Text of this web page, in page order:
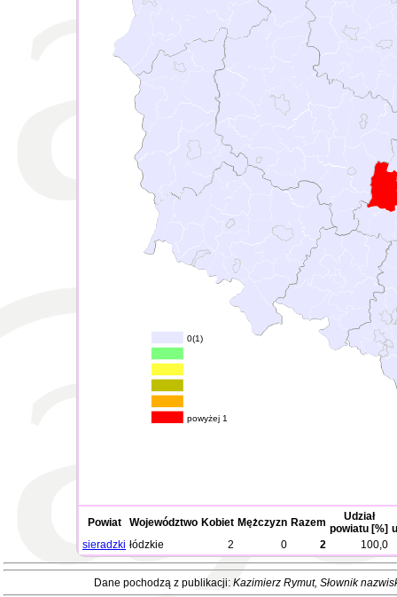
0(1)
powyżej 1
Powiat Województwo Kobiet Mężczyzn Razem
Udział
powiatu [%]
sieradzki łódzkie 2 0 2 100,0
Dane pochodzą z publikacji: Kazimierz Rymut, Słownik